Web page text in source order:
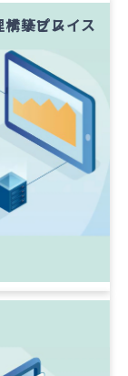
サービス
構築
・リプレイス